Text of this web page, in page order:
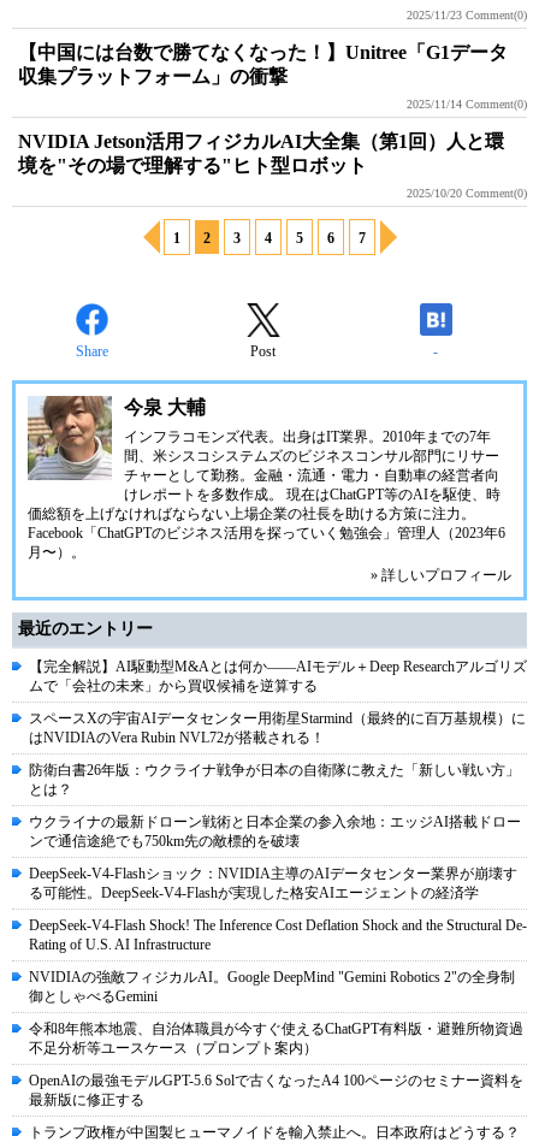
2025/11/23 Comment(0)
【中国には台数で勝てなくなった！】Unitree「G1データ
収集プラットフォーム」の衝撃
2025/11/14 Comment(0)
NVIDIA Jetson活用フィジカルAI大全集（第1回）人と環
境を"その場で理解する"ヒト型ロボット
2025/10/20 Comment(0)
1 2 3 4 5 6 7
Share Post -
今泉 大輔
インフラコモンズ代表。出身はIT業界。2010年までの7年
間、米シスコシステムズのビジネスコンサル部門にリサー
チャーとして勤務。金融・流通・電力・自動車の経営者向
けレポートを多数作成。 現在はChatGPT等のAIを駆使、時
価総額を上げなければならない上場企業の社長を助ける方策に注力。
Facebook「ChatGPTのビジネス活用を探っていく勉強会」管理人（2023年6
月〜）。
» 詳しいプロフィール
最近のエントリー
【完全解説】AI駆動型M&Aとは何か――AIモデル＋Deep Researchアルゴリズ
ムで「会社の未来」から買収候補を逆算する
スペースXの宇宙AIデータセンター用衛星Starmind（最終的に百万基規模）に
はNVIDIAのVera Rubin NVL72が搭載される！
防衛白書26年版：ウクライナ戦争が日本の自衛隊に教えた「新しい戦い方」
とは？
ウクライナの最新ドローン戦術と日本企業の参入余地：エッジAI搭載ドロー
ンで通信途絶でも750km先の敵標的を破壊
DeepSeek-V4-Flashショック：NVIDIA主導のAIデータセンター業界が崩壊す
る可能性。DeepSeek-V4-Flashが実現した格安AIエージェントの経済学
DeepSeek-V4-Flash Shock! The Inference Cost Deflation Shock and the Structural De-
Rating of U.S. AI Infrastructure
NVIDIAの強敵フィジカルAI。Google DeepMind "Gemini Robotics 2"の全身制
御としゃべるGemini
令和8年熊本地震、自治体職員が今すぐ使えるChatGPT有料版・避難所物資過
不足分析等ユースケース（プロンプト案内）
OpenAIの最強モデルGPT-5.6 Solで古くなったA4 100ページのセミナー資料を
最新版に修正する
トランプ政権が中国製ヒューマノイドを輸入禁止へ。日本政府はどうする？